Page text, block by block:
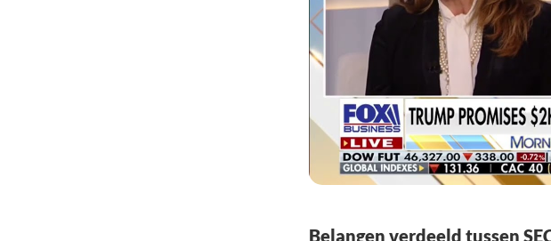
Belangen verdeeld tussen